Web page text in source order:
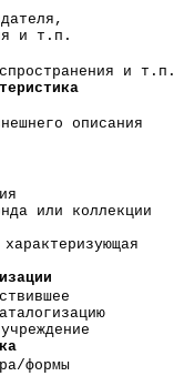
и т.п.
и т.п.
описания
или коллекции
формы